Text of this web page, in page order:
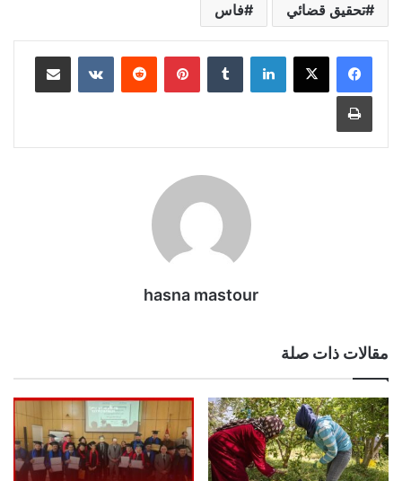
تحقيق قضائي فاس
لينكدإن بينتيريست مشاركة عبر البريد
طباعة
hasna mastour
مقالات ذات صلة